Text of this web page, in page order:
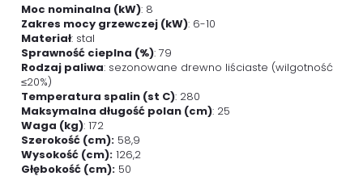
Moc nominalna (kW): 8
Zakres mocy grzewczej (kW): 6-10
Materiał: stal
Sprawność cieplna (%): 79
Rodzaj paliwa: sezonowane drewno liściaste (wilgotność
≤20%)
Temperatura spalin (st C): 280
Maksymalna długość polan (cm): 25
Waga (kg): 172
Szerokość (cm): 58,9
Wysokość (cm): 126,2
Głębokość (cm): 50